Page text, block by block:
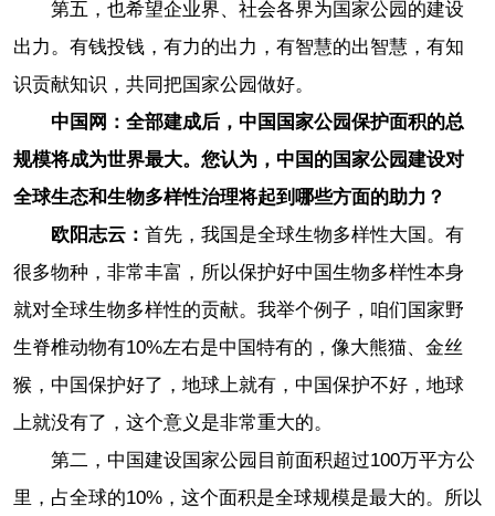
第五，也希望企业界、社会各界为国家公园的建设
出力。有钱投钱，有力的出力，有智慧的出智慧，有知
识贡献知识，共同把国家公园做好。
中国网：全部建成后，中国国家公园保护面积的总
规模将成为世界最大。您认为，中国的国家公园建设对
全球生态和生物多样性治理将起到哪些方面的助力？
欧阳志云： 首先，我国是全球生物多样性大国。有
很多物种，非常丰富，所以保护好中国生物多样性本身
就对全球生物多样性的贡献。我举个例子，咱们国家野
生脊椎动物有10%左右是中国特有的，像大熊猫、金丝
猴，中国保护好了，地球上就有，中国保护不好，地球
上就没有了，这个意义是非常重大的。
第二，中国建设国家公园目前面积超过100万平方公
里，占全球的10%，这个面积是全球规模是最大的。所以